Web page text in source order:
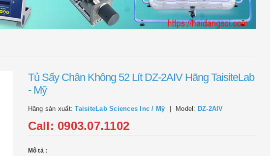
Tủ Sấy Chân Không 52 Lít DZ-2AIV Hãng TaisiteLab
- Mỹ
Hãng sản xuất:TaisiteLab Sciences Inc / Mỹ Model: DZ-2AIV
Call: 0903.07.1102
Mô tả :